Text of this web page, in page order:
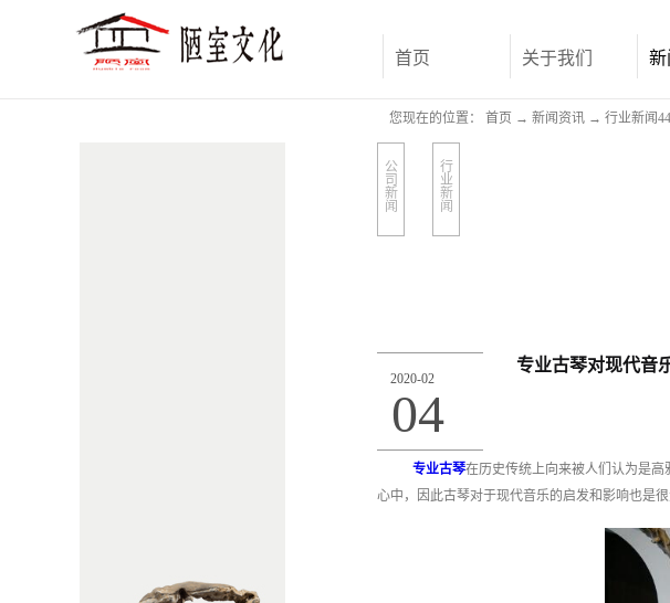
首页 关于我们 新
您现在的位置： 首页 → 新闻资讯 → 行业新闻44
公
司
新
闻
行
业
新
闻
2020-02
04
专业古琴对现代音
专业古琴在历史传统上向来被人们认为是高
心中，因此古琴对于现代音乐的启发和影响也是